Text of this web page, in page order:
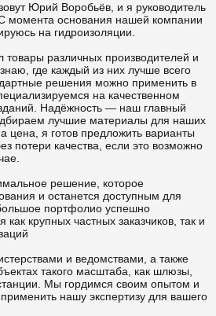
Юрий Воробьёв, и я руководитель
момента основания нашей компании
на гидроизоляции.
различных производителей и
где каждый из них лучше всего
решения можно применить в
на качественном
Надёжность — наш главный
лучшие материалы для наших
цена, я готов предложить варианты
потери качества, если это возможно
решение, которое
и останется доступным для
портфолио успешно
крупных частных заказчиков, так и
и ведомствами, а также
такого масштаба, как шлюзы,
Мы гордимся своим опытом и
нашу экспертизу для вашего